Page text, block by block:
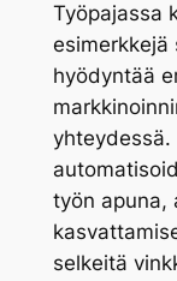
Työpajassa
esimerkkejä
hyödyntää
yhteydessä.
työn apuna,
selkeitä